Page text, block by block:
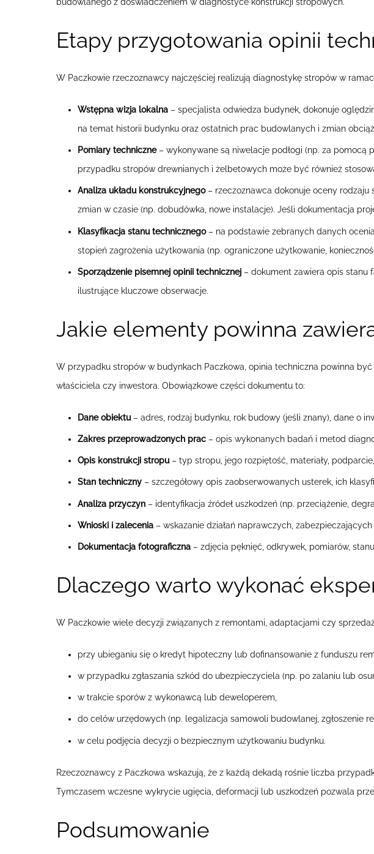
Etapy przygotowania opinii
W Paczkowie rzeczoznawcy najczęściej realizują diagnostykę stropów w
Wstępna wizja lokalna – specjalista odwiedza budynek, dokonuje
na temat historii budynku oraz ostatnich prac budowlanych i zmian
Pomiary techniczne– wykonywane są niwelacje podłogi (np. za pomocą
przypadku stropów drewnianych i żelbetowych może być również
Analiza układu konstrukcyjnego– rzeczoznawca dokonuje oceny rodzaju
zmian w czasie (np. dobudówka, nowe instalacje). Jeśli dokumentacja
Klasyfikacja stanu technicznego– na podstawie zebranych danych
stopień zagrożenia użytkowania (np. ograniczone użytkowanie,
Sporządzenie pisemnej opinii technicznej – dokument zawiera opis stanu
ilustrujące kluczowe obserwacje.
Jakie elementy powinna
W przypadku stropów w budynkach Paczkowa, opinia techniczna powinna
właściciela czy inwestora. Obowiązkowe części dokumentu to:
Dane obiektu– adres, rodzaj budynku, rok budowy (jeśli znany), dane o
Zakres przeprowadzonych prac – opis wykonanych badań i metod
Opis konstrukcji stropu– typ stropu, jego rozpiętość, materiały,
Stan techniczny – szczegółowy opis zaobserwowanych usterek, ich
Analiza przyczyn – identyfikacja źródeł uszkodzeń (np. przeciążenie,
Wnioski i zalecenia – wskazanie działań naprawczych,
Dokumentacja fotograficzna – zdjęcia pęknięć, odkrywek, pomiarów,
Dlaczego warto wykonać
W Paczkowie wiele decyzji związanych z remontami, adaptacjami czy
przy ubieganiu się o kredyt hipoteczny lub dofinansowanie z funduszu
w przypadku zgłaszania szkód do ubezpieczyciela (np. po zalaniu lub
w trakcie sporów z wykonawcą lub deweloperem,
do celów urzędowych (np. legalizacja samowoli budowlanej, zgłoszenie
w celu podjęcia decyzji o bezpiecznym użytkowaniu budynku.
Rzeczoznawcy z Paczkowa wskazują, że z każdą dekadą rośnie liczba
Tymczasem wczesne wykrycie ugięcia, deformacji lub uszkodzeń pozwala
Podsumowanie